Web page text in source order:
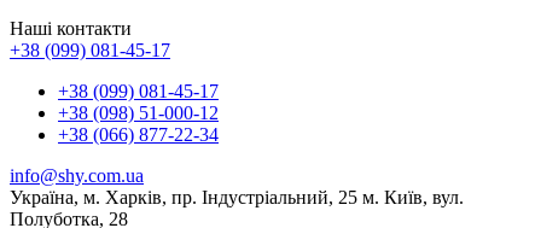
Наші контакти
+38 (099) 081-45-17
+38 (099) 081-45-17
+38 (098) 51-000-12
+38 (066) 877-22-34
info@shy.com.ua
Україна, м. Харків, пр. Індустріальний, 25 м. Київ, вул.
Полуботка, 28